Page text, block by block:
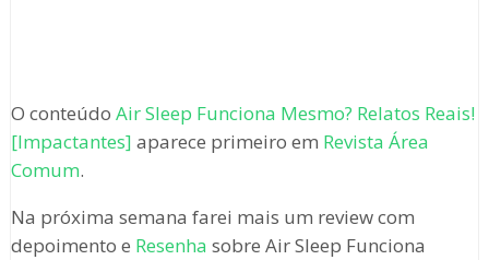
O conteúdo Air Sleep Funciona Mesmo? Relatos Reais!
[Impactantes] aparece primeiro em Revista Área
Comum.
Na próxima semana farei mais um review com
depoimento e Resenha sobre Air Sleep Funciona